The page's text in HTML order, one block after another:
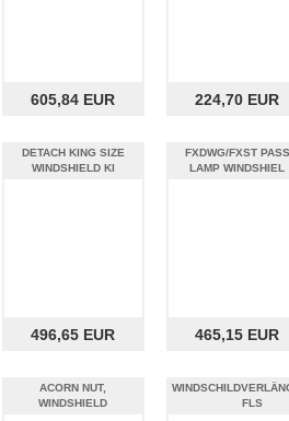
605,84 EUR 224,70 EUR
DETACH KING SIZE
WINDSHIELD KI
496,65 EUR
FXDWG/FXST PASS
LAMP WINDSHIEL
465,15 EUR
ACORN NUT,
WINDSHIELD
FLS